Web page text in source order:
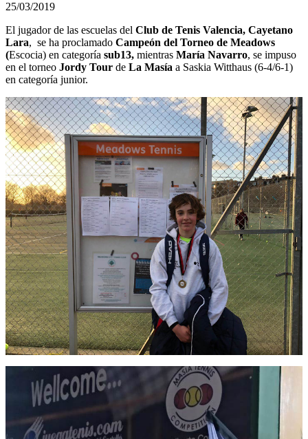
25/03/2019
El jugador de las escuelas del Club de Tenis Valencia, Cayetano
Lara, se ha proclamado Campeón del Torneo de Meadows
(Escocia) en categoría sub13, mientras María Navarro, se impuso
en el torneo Jordy Tour de La Masía a Saskia Witthaus (6-4/6-1)
en categoría junior.